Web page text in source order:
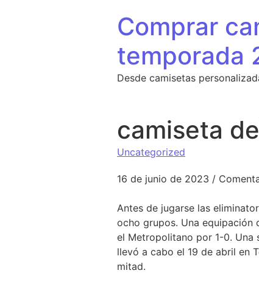
Comprar
temporada
Desde camisetas
camiseta
Uncategorized
16 de junio de 2023 /
Antes de jugarse las
ocho grupos. Una equipación
el Metropolitano por 1-0. Una
llevó a cabo el 19 de abril en
mitad.